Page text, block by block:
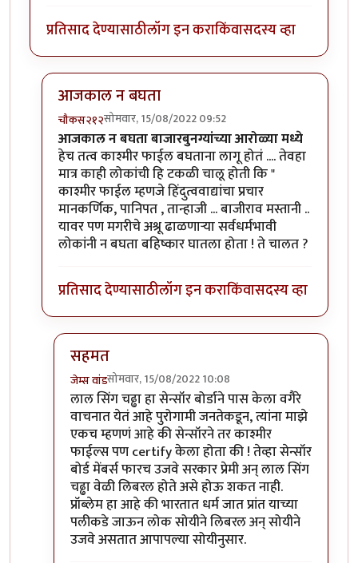
प्रतिसाद देण्यासाठीलॉग इन कराकिंवासदस्य व्हा
आजकाल न बघता
चौकस२१२सोमवार, 15/08/2022 09:52
In reply toधन्यवाद... आजकाल न बघताbyगणेशा
आजकाल न बघता बाजारबुनग्यांच्या आरोळ्या मध्ये
हेच तत्व काश्मीर फाईल बघताना लागू होतं .... तेवहा
मात्र काही लोकांची हि टकळी चालू होती कि "
काश्मीर फाईल म्हणजे हिंदुत्ववाद्यांचा प्रचार
मानकर्णिक, पानिपत , तान्हाजी ... बाजीराव मस्तानी ..
यावर पण मगरीचे अश्रू ढाळणाऱ्या सर्वधर्मभावी
लोकांनी न बघता बहिष्कार घातला होता ! ते चालत ?
प्रतिसाद देण्यासाठीलॉग इन कराकिंवासदस्य व्हा
सहमत
जेम्स वांडसोमवार, 15/08/2022 10:08
In reply toआजकाल न बघताbyचौकस२१२
लाल सिंग चढ्ढा हा सेन्सॉर बोर्डाने पास केला वगैरे
वाचनात येतं आहे पुरोगामी जनतेकडून, त्यांना माझे
एकच म्हणणं आहे की सेन्सॉरने तर काश्मीर
फाईल्स पण certify केला होता की ! तेव्हा सेन्सॉर
बोर्ड मेंबर्स फारच उजवे सरकार प्रेमी अन् लाल सिंग
चढ्ढा वेळी लिबरल होते असे होऊ शकत नाही.
प्रॉब्लेम हा आहे की भारतात धर्म जात प्रांत याच्या
पलीकडे जाऊन लोक सोयीने लिबरल अन् सोयीने
उजवे असतात आपापल्या सोयीनुसार.